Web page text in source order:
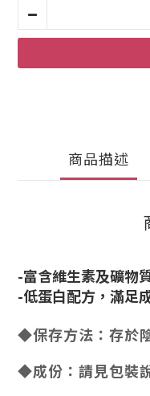
商品描述
-富含維生素及礦物
-低蛋白配方，滿足
◆保存方法： 存於
◆成份：請見包裝